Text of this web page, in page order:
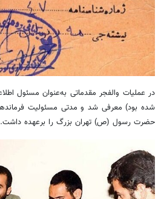
حضرت رسول (ص) تهران بزرگ را برعهده داشت.